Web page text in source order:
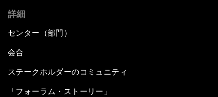
詳細
センター（部門）
会合
ステークホルダーのコミュニティ
「フォーラム・ストーリー」